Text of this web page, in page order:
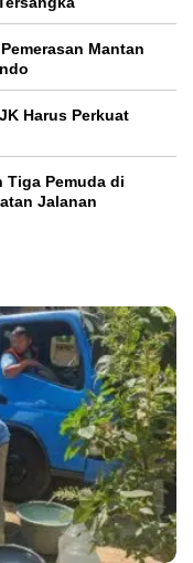
Mantan
Harus Perkuat
Tiga Pemuda di
Jalanan